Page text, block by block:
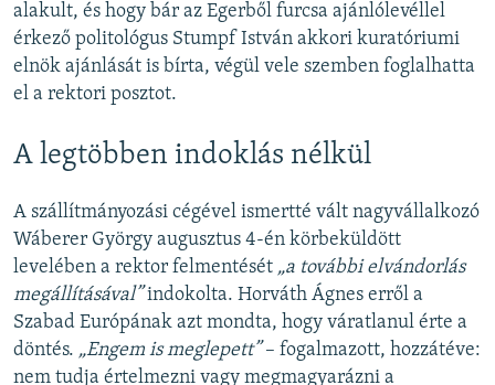
alakult, és hogy bár az Egerből furcsa ajánlólevéllel
érkező politológus Stumpf István akkori kuratóriumi
elnök ajánlását is bírta, végül vele szemben foglalhatta
el a rektori posztot.
A legtöbben indoklás nélkül
A szállítmányozási cégével ismertté vált nagyvállalkozó
Wáberer György augusztus 4-én körbeküldött
levelében a rektor felmentését „a további elvándorlás
megállításával”indokolta. Horváth Ágnes erről a
Szabad Európának azt mondta, hogy váratlanul érte a
döntés. „Engem is meglepett”– fogalmazott, hozzátéve:
nem tudja értelmezni vagy megmagyarázni a